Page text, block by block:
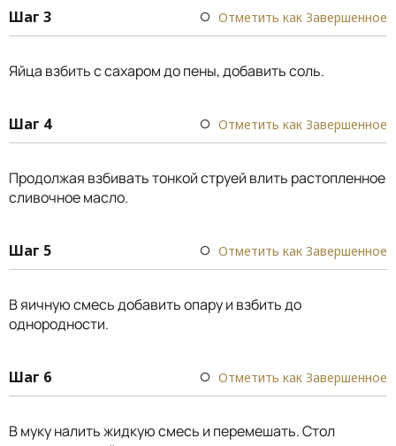
Шаг 3 Отметить как Завершенное
Яйца взбить с сахаром до пены, добавить соль.
Шаг 4 Отметить как Завершенное
Продолжая взбивать тонкой струей влить растопленное
сливочное масло.
Шаг 5 Отметить как Завершенное
В яичную смесь добавить опару и взбить до
однородности.
Шаг 6 Отметить как Завершенное
В муку налить жидкую смесь и перемешать. Стол